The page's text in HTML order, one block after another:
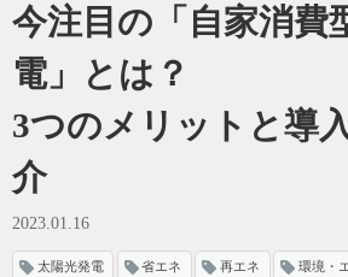
今注目の「自家消費
電」とは？
3つのメリットと導
介
2023.01.16
太陽光発電 省エネ 再エネ 環境・